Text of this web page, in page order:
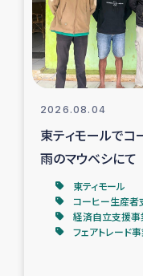
令和6
国内避難民
2026.08.04
東ティモールで
雨のマウベシにて
東ティモール
コーヒー生産者
経済自立支援事
フェアトレード